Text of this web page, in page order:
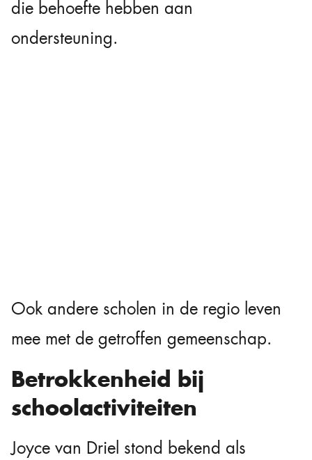
die behoefte hebben aan
ondersteuning.
Ook andere scholen in de regio leven
mee met de getroffen gemeenschap.
Betrokkenheid bij
schoolactiviteiten
Joyce van Driel stond bekend als